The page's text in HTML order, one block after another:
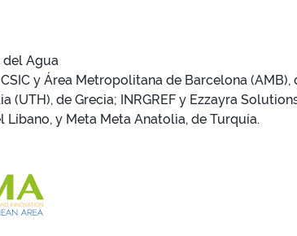
del Agua
y Área Metropolitana de Barcelona (AMB),
(UTH), de Grecia; INRGREF y Ezzayra
y Meta Meta Anatolia, de Turquía.